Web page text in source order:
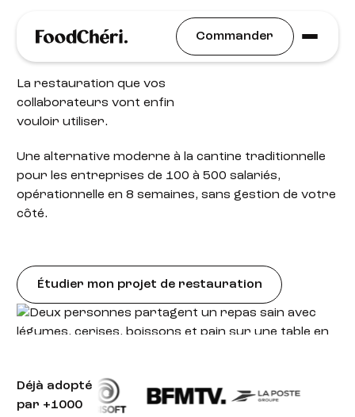
Commander
Solution restauration ETI · 100 à 500 salariés
La restauration que vos
collaborateurs vont enfin
vouloir utiliser.
Une alternative moderne à la cantine traditionnelle
pour les entreprises de 100 à 500 salariés,
opérationnelle en 8 semaines, sans gestion de votre
côté.
Étudier mon projet de restauration
Déjà adopté
par +1000